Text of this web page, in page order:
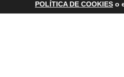
POLÍTICA DE COOKIES o